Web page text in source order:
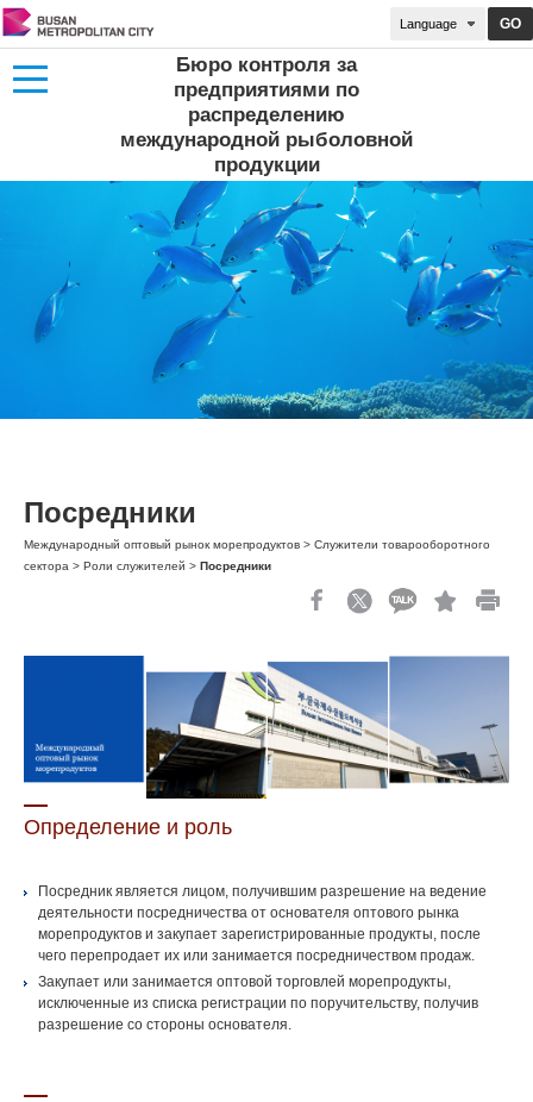
GO
Бюро контроля за
предприятиями по
распределению
международной рыболовной
продукции
Посредники
Международный оптовый рынок морепродуктов > Служители товарооборотного
сектора > Роли служителей > Посредники
Определение и роль
Посредник является лицом, получившим разрешение на ведение
деятельности посредничества от основателя оптового рынка
морепродуктов и закупает зарегистрированные продукты, после
чего перепродает их или занимается посредничеством продаж.
Закупает или занимается оптовой торговлей морепродукты,
исключенные из списка регистрации по поручительству, получив
разрешение со стороны основателя.